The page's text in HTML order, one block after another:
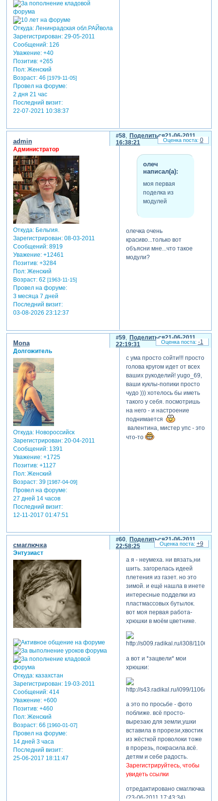
Откуда:Ленинрадская обл.РАЙвола
Зарегистрирован: 29-05-2011
Сообщений:126
Уважение: +40
Позитив: +265
Пол:Женский
Возраст:46 [1979-11-05]
Провел на форуме:
2 дня 21 час
Последний визит:
22-07-2021 10:38:37
Поделиться
58
21-06-2011
16:38:21
admin
Администратор
Откуда:Бельгия.
Зарегистрирован: 08-03-2011
Сообщений:8919
Уважение: +12461
Позитив: +3284
Пол:Женский
Возраст:62 [1963-11-15]
Провел на форуме:
3 месяца 7 дней
Последний визит:
03-08-2026 23:12:37
олеч
написал(а):
моя первая
поделка из
модулей
олечка очень
красиво...только вот
объясни мне...что такое
модули?
0
Поделиться
59
21-06-2011
22:19:31
Mona
Долгожитель
Откуда:Новороссийск
Зарегистрирован: 20-04-2011
Сообщений:1391
Уважение: +1725
Позитив: +1127
Пол:Женский
Возраст:39 [1987-04-09]
Провел на форуме:
27 дней 14 часов
Последний визит:
12-11-2017 01:47:51
с ума просто сойти!!! просто
голова кругом идет от всех
ваших рукоделий! yugo_69,
ваши куклы-попики просто
чудо ))) хотелось бы иметь
такого у себя. посмотришь
на него - и настроение
поднимается
валентина, мистер упс - это
что-то
-1
Поделиться
60
21-06-2011
22:58:25
смаглючка
Энтузиаст
Откуда:казахстан
Зарегистрирован: 19-03-2011
Сообщений:414
Уважение: +600
Позитив: +460
Пол:Женский
Возраст:66 [1960-01-07]
Провел на форуме:
14 дней 3 часа
Последний визит:
25-06-2017 18:11:47
а я - неумеха. ни вязать,ни
шить. загорелась идеей
плетения из газет. но это
зимой. и ещё нашла в инете
интересные подделки из
пластмассовых бутылок.
вот моя первая работа-
хрюшки в моём цветнике.
а вот и *зацвели* мои
хрюшки:
а это по просьбе - фото
поближе. всё просто-
вырезаю для земли,ушки
вставила в прорези,хвостик
из жёсткой проволоки тоже
в прорезь, покрасила.всё.
детям и себе радость.
Зарегистрируйтесь, чтобы
увидеть ссылки
отредактировано смаглючка
(23-06-2011 17:43:34)
+9